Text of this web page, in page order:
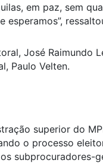
em paz, sem
José Raimundo
Paulo Velten.
superior do
o processo
subprocuradores-